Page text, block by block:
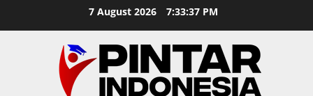
7 August 2026 7:33:37 PM